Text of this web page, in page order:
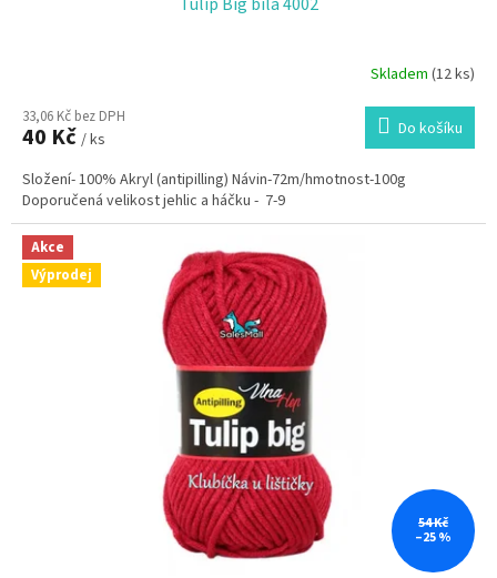
Skladem (12 ks)
33,06 Kč bez DPH
40 Kč / ks Do košíku
Složení- 100% Akryl (antipilling) Návin-72m/hmotnost-100g
Doporučená velikost jehlic a háčku - 7-9
Akce
Výprodej
54 Kč
–25 %